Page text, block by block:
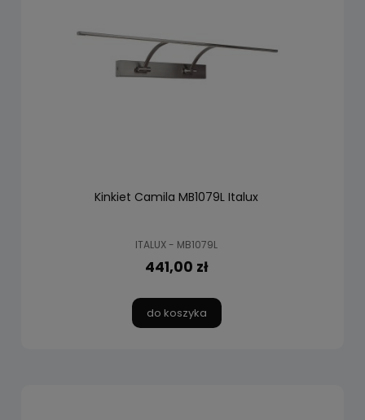
Kinkiet Camila MB1079L Italux
ITALUX - MB1079L
441,00 zł
do koszyka